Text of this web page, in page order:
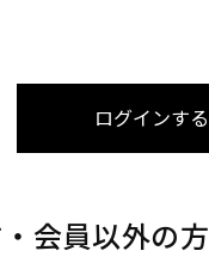
会員以外の方